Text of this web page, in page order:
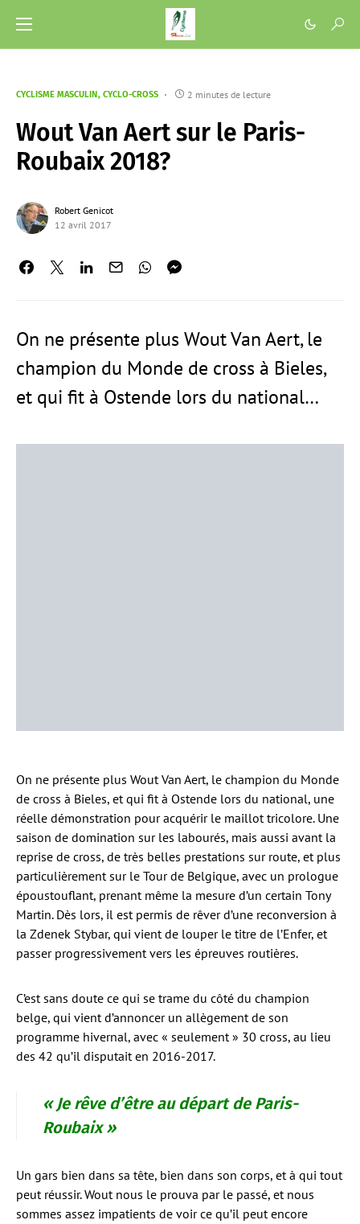
CYCLISME MASCULIN CYCLO-CROSS 2 minutes de lecture
Wout Van Aert sur le Paris-
Roubaix 2018?
Robert Genicot
12 avril 2017
On ne présente plus Wout Van Aert, le
champion du Monde de cross à Bieles,
et qui fit à Ostende lors du national…
On ne présente plus Wout Van Aert, le champion du Monde
de cross à Bieles, et qui fit à Ostende lors du national, une
réelle démonstration pour acquérir le maillot tricolore. Une
saison de domination sur les labourés, mais aussi avant la
reprise de cross, de très belles prestations sur route, et plus
particulièrement sur le Tour de Belgique, avec un prologue
époustouflant, prenant même la mesure d’un certain Tony
Martin. Dès lors, il est permis de rêver d’une reconversion à
la Zdenek Stybar, qui vient de louper le titre de l’Enfer, et
passer progressivement vers les épreuves routières.
C’est sans doute ce qui se trame du côté du champion
belge, qui vient d’annoncer un allègement de son
programme hivernal, avec « seulement » 30 cross, au lieu
des 42 qu’il disputait en 2016-2017.
« Je rêve d’être au départ de Paris-
Roubaix »
Un gars bien dans sa tête, bien dans son corps, et à qui tout
peut réussir. Wout nous le prouva par le passé, et nous
sommes assez impatients de voir ce qu’il peut encore